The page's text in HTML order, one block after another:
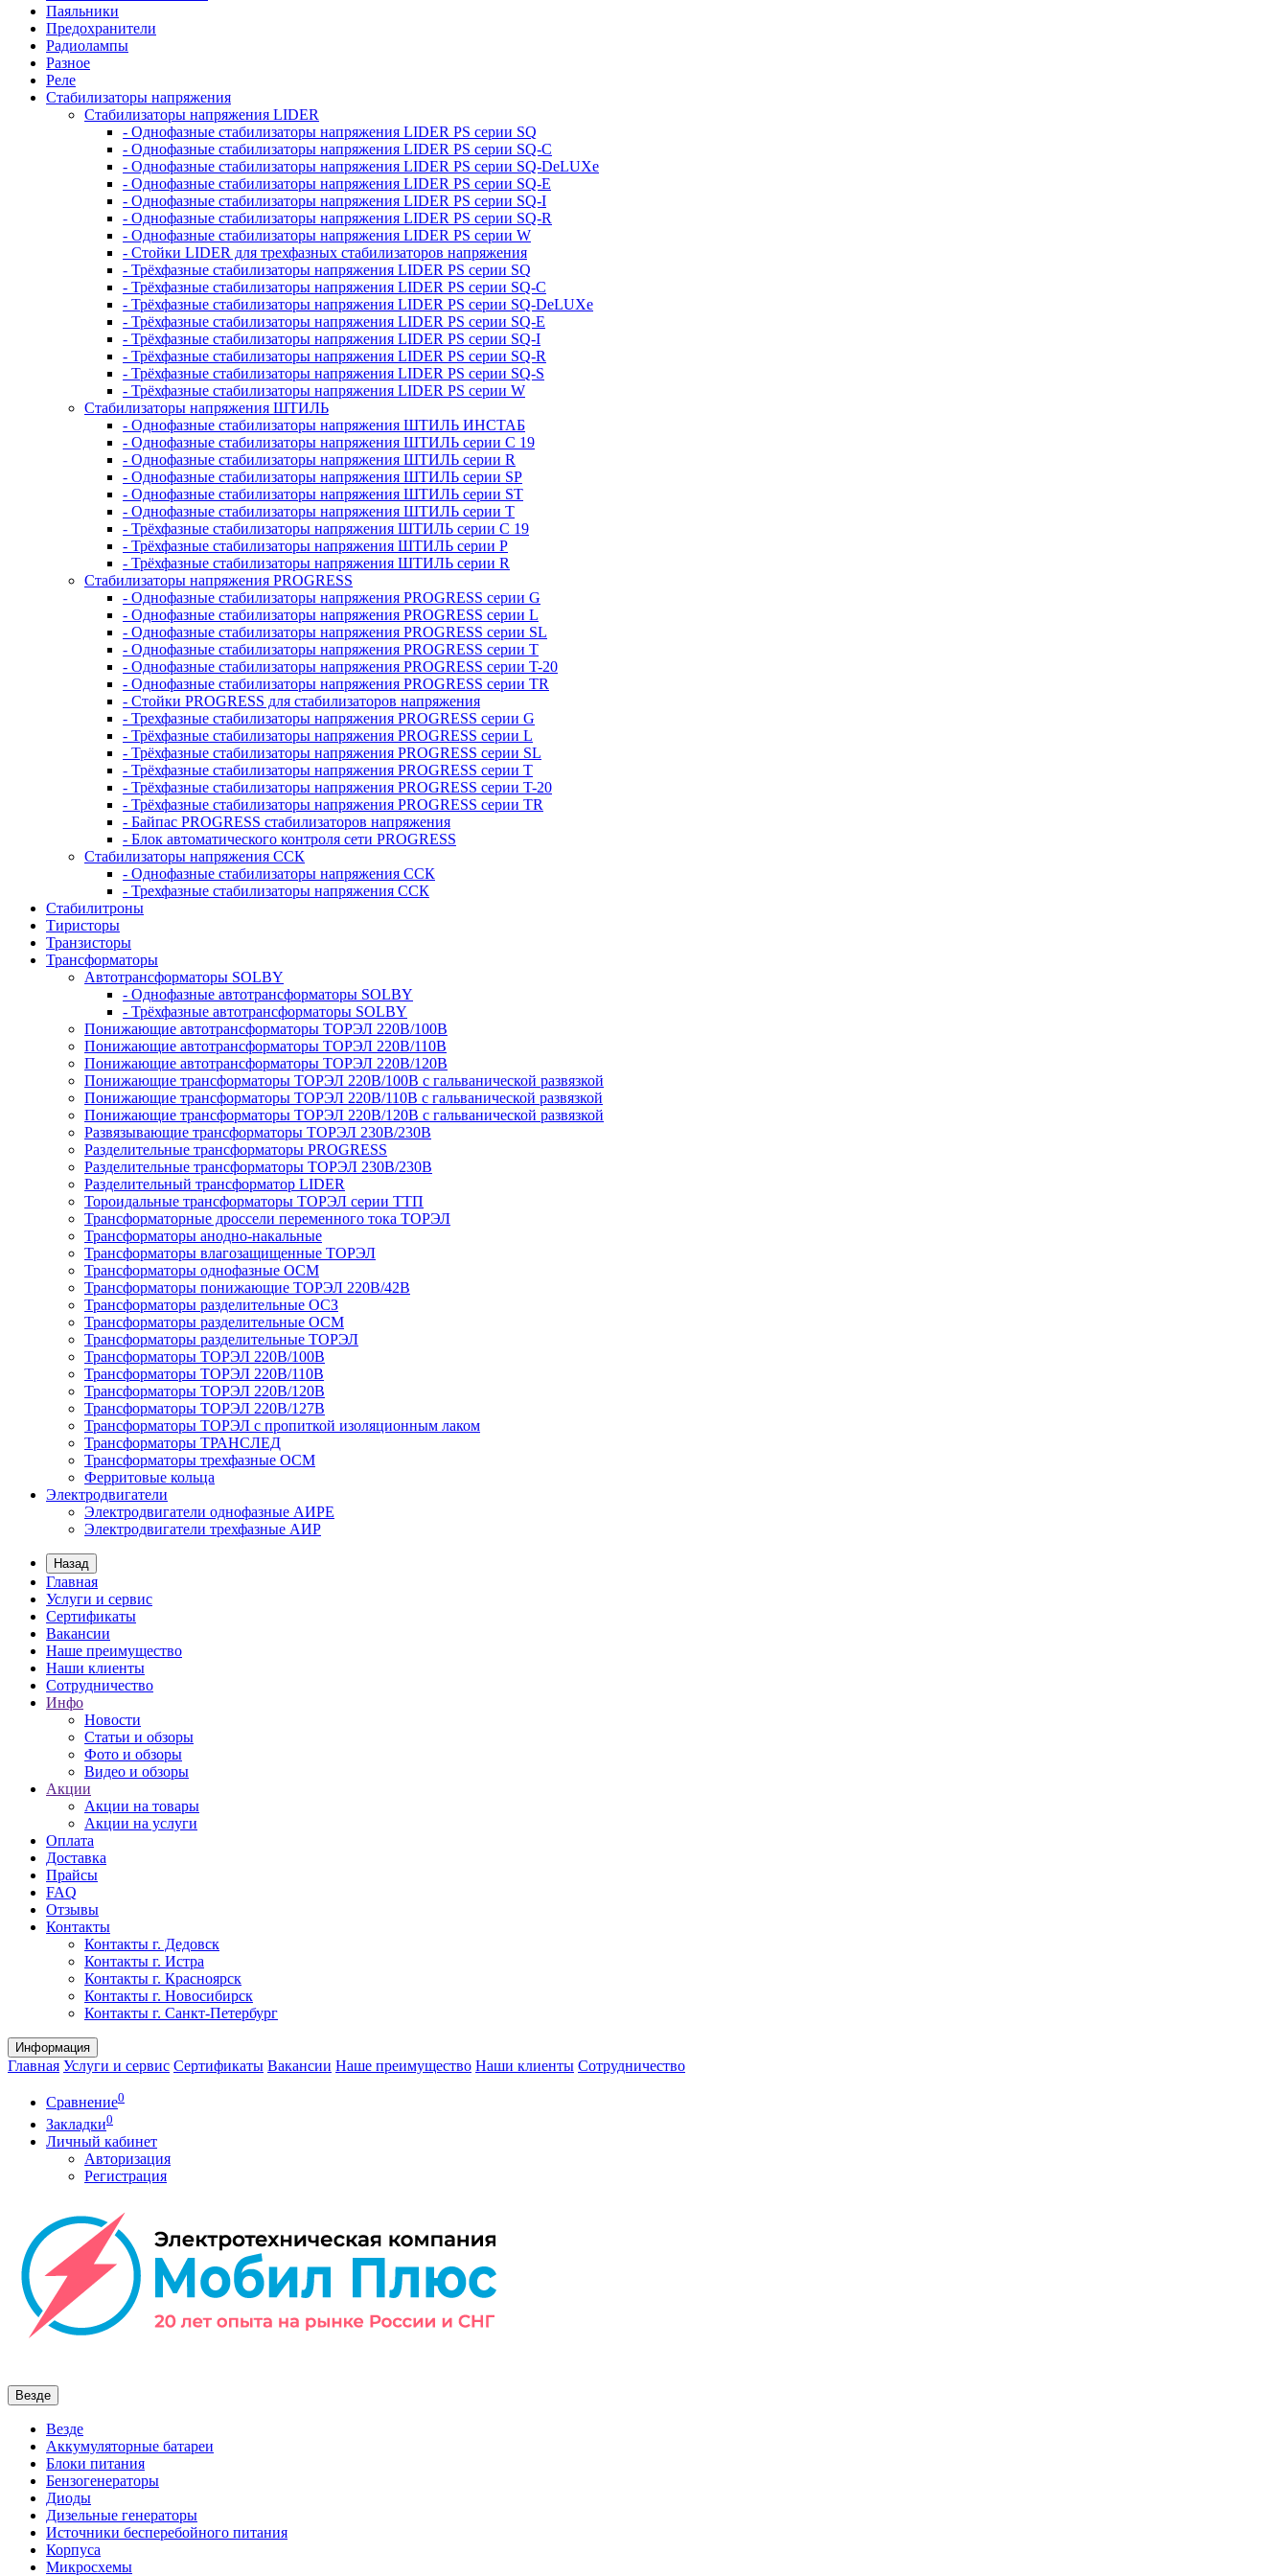
Паяльники
Предохранители
Радиолампы
Разное
Реле
Стабилизаторы напряжения
Стабилизаторы напряжения LIDER
- Однофазные стабилизаторы напряжения LIDER PS серии SQ
- Однофазные стабилизаторы напряжения LIDER PS серии SQ-C
- Однофазные стабилизаторы напряжения LIDER PS серии SQ-DeLUXe
- Однофазные стабилизаторы напряжения LIDER PS серии SQ-E
- Однофазные стабилизаторы напряжения LIDER PS серии SQ-I
- Однофазные стабилизаторы напряжения LIDER PS серии SQ-R
- Однофазные стабилизаторы напряжения LIDER PS серии W
- Стойки LIDER для трехфазных стабилизаторов напряжения
- Трёхфазные стабилизаторы напряжения LIDER PS серии SQ
- Трёхфазные стабилизаторы напряжения LIDER PS серии SQ-C
- Трёхфазные стабилизаторы напряжения LIDER PS серии SQ-DeLUXe
- Трёхфазные стабилизаторы напряжения LIDER PS серии SQ-E
- Трёхфазные стабилизаторы напряжения LIDER PS серии SQ-I
- Трёхфазные стабилизаторы напряжения LIDER PS серии SQ-R
- Трёхфазные стабилизаторы напряжения LIDER PS серии SQ-S
- Трёхфазные стабилизаторы напряжения LIDER PS серии W
Стабилизаторы напряжения ШТИЛЬ
- Однофазные стабилизаторы напряжения ШТИЛЬ ИНСТАБ
- Однофазные стабилизаторы напряжения ШТИЛЬ серии C 19
- Однофазные стабилизаторы напряжения ШТИЛЬ серии R
- Однофазные стабилизаторы напряжения ШТИЛЬ серии SP
- Однофазные стабилизаторы напряжения ШТИЛЬ серии ST
- Однофазные стабилизаторы напряжения ШТИЛЬ серии T
- Трёхфазные стабилизаторы напряжения ШТИЛЬ серии C 19
- Трёхфазные стабилизаторы напряжения ШТИЛЬ серии P
- Трёхфазные стабилизаторы напряжения ШТИЛЬ серии R
Стабилизаторы напряжения PROGRESS
- Однофазные стабилизаторы напряжения PROGRESS серии G
- Однофазные стабилизаторы напряжения PROGRESS серии L
- Однофазные стабилизаторы напряжения PROGRESS серии SL
- Однофазные стабилизаторы напряжения PROGRESS серии T
- Однофазные стабилизаторы напряжения PROGRESS серии T-20
- Однофазные стабилизаторы напряжения PROGRESS серии TR
- Стойки PROGRESS для стабилизаторов напряжения
- Трехфазные стабилизаторы напряжения PROGRESS серии G
- Трёхфазные стабилизаторы напряжения PROGRESS серии L
- Трёхфазные стабилизаторы напряжения PROGRESS серии SL
- Трёхфазные стабилизаторы напряжения PROGRESS серии T
- Трёхфазные стабилизаторы напряжения PROGRESS серии T-20
- Трёхфазные стабилизаторы напряжения PROGRESS серии TR
- Байпас PROGRESS стабилизаторов напряжения
- Блок автоматического контроля сети PROGRESS
Стабилизаторы напряжения ССК
- Однофазные стабилизаторы напряжения ССК
- Трехфазные стабилизаторы напряжения ССК
Стабилитроны
Тиристоры
Транзисторы
Трансформаторы
Автотрансформаторы SOLBY
- Однофазные автотрансформаторы SOLBY
- Трёхфазные автотрансформаторы SOLBY
Понижающие автотрансформаторы ТОРЭЛ 220В/100В
Понижающие автотрансформаторы ТОРЭЛ 220В/110В
Понижающие автотрансформаторы ТОРЭЛ 220В/120В
Понижающие трансформаторы ТОРЭЛ 220В/100В с гальванической развязкой
Понижающие трансформаторы ТОРЭЛ 220В/110В с гальванической развязкой
Понижающие трансформаторы ТОРЭЛ 220В/120В с гальванической развязкой
Развязывающие трансформаторы ТОРЭЛ 230В/230В
Разделительные трансформаторы PROGRESS
Разделительные трансформаторы ТОРЭЛ 230В/230В
Разделительный трансформатор LIDER
Тороидальные трансформаторы ТОРЭЛ серии ТТП
Трансформаторные дроссели переменного тока ТОРЭЛ
Трансформаторы анодно-накальные
Трансформаторы влагозащищенные ТОРЭЛ
Трансформаторы однофазные ОСМ
Трансформаторы понижающие ТОРЭЛ 220В/42В
Трансформаторы разделительные ОСЗ
Трансформаторы разделительные ОСМ
Трансформаторы разделительные ТОРЭЛ
Трансформаторы ТОРЭЛ 220В/100В
Трансформаторы ТОРЭЛ 220В/110В
Трансформаторы ТОРЭЛ 220В/120В
Трансформаторы ТОРЭЛ 220В/127В
Трансформаторы ТОРЭЛ с пропиткой изоляционным лаком
Трансформаторы ТРАНСЛЕД
Трансформаторы трехфазные ОСМ
Ферритовые кольца
Электродвигатели
Электродвигатели однофазные АИРЕ
Электродвигатели трехфазные АИР
Назад
Главная
Услуги и сервис
Сертификаты
Вакансии
Наше преимущество
Наши клиенты
Сотрудничество
Инфо
Новости
Статьи и обзоры
Фото и обзоры
Видео и обзоры
Акции
Акции на товары
Акции на услуги
Оплата
Доставка
Прайсы
FAQ
Отзывы
Контакты
Контакты г. Дедовск
Контакты г. Истра
Контакты г. Красноярск
Контакты г. Новосибирск
Контакты г. Санкт-Петербург
Информация
Главная Услуги и сервис Сертификаты Вакансии Наше преимущество Наши клиенты Сотрудничество
Сравнение0
Закладки0
Личный кабинет
Авторизация
Регистрация
Везде
Везде
Аккумуляторные батареи
Блоки питания
Бензогенераторы
Диоды
Дизельные генераторы
Источники бесперебойного питания
Корпуса
Микросхемы